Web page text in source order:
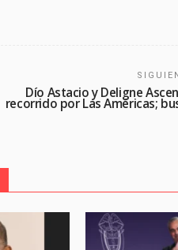
Dío Astacio y Deligne
recorrido por Las Américas;